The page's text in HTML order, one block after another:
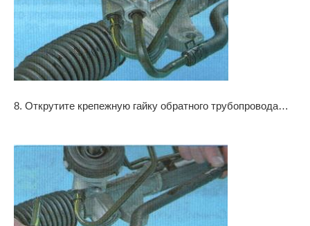
8. Открутите крепежную гайку обратного трубопровода…